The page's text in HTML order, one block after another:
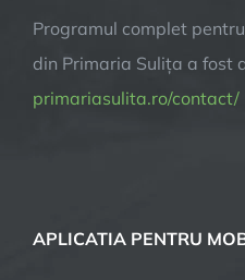
Programul complet
din Primaria Sulița a fost
primariasulita.ro/contact/
APLICATIA PENTRU